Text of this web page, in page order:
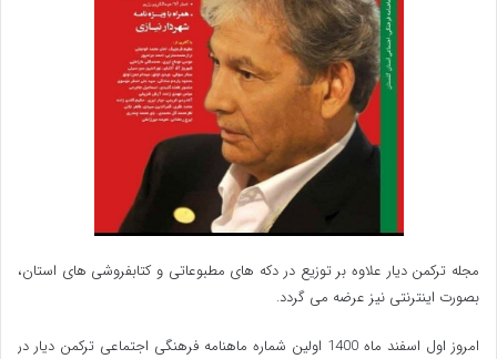
مجله ترکمن دیار علاوه بر توزیع در دکه های مطبوعاتی و کتابفروشی های استان،
بصورت اینترنتی نیز عرضه می گردد.‌
امروز اول اسفند ماه 1400 اولین شماره ماهنامه فرهنگی اجتماعی ترکمن دیار در